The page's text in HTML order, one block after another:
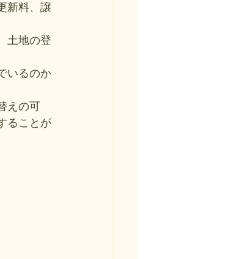
新料、譲
土地の登
いるのか
えの可
ることが